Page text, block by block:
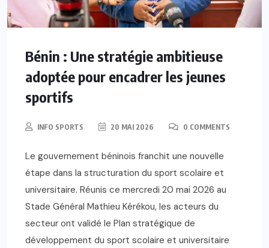
Bénin : Une stratégie ambitieuse
adoptée pour encadrer les jeunes
sportifs
INFO SPORTS 20 MAI 2026 0 COMMENTS
Le gouvernement béninois franchit une nouvelle
étape dans la structuration du sport scolaire et
universitaire. Réunis ce mercredi 20 mai 2026 au
Stade Général Mathieu Kérékou, les acteurs du
secteur ont validé le Plan stratégique de
développement du sport scolaire et universitaire